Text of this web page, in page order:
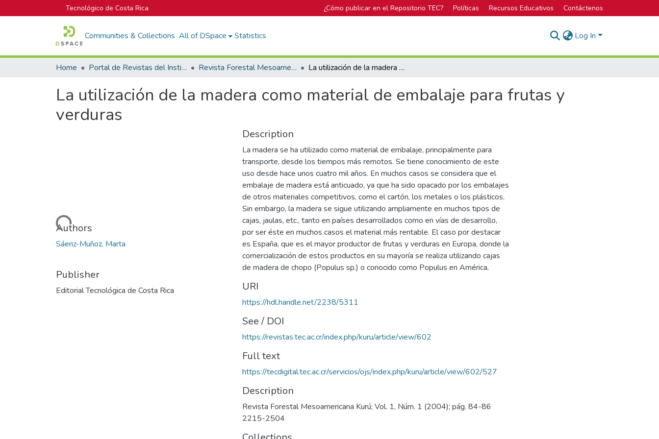
Tecnológico de Costa Rica ¿Cómo publicar en el Repositorio TEC? Políticas Recursos Educativos Contáctenos
Communities & Collections All of DSpace Statistics Log In
Home Portal de Revistas del Instituto Tecnológico de Costa Rica Revista Forestal Mesoamericana Kurú La utilización de la madera como material de embalaje para frutas y verduras
La utilización de la madera como material de embalaje para frutas y
verduras
Loading...
Authors
Sáenz-Muñoz, Marta
Publisher
Editorial Tecnológica de Costa Rica
Description
La madera se ha utilizado como material de embalaje, principalmente para
transporte, desde los tiempos más remotos. Se tiene conocimiento de este
uso desde hace unos cuatro mil años. En muchos casos se considera que el
embalaje de madera está anticuado, ya que ha sido opacado por los embalajes
de otros materiales competitivos, como el cartón, los metales o los plásticos.
Sin embargo, la madera se sigue utilizando ampliamente en muchos tipos de
cajas, jaulas, etc., tanto en países desarrollados como en vías de desarrollo,
por ser éste en muchos casos el material más rentable. El caso por destacar
es España, que es el mayor productor de frutas y verduras en Europa, donde la
comercialización de estos productos en su mayoría se realiza utilizando cajas
de madera de chopo (Populus sp.) o conocido como Populus en América.
URI
https://hdl.handle.net/2238/5311
See / DOI
https://revistas.tec.ac.cr/index.php/kuru/article/view/602
Full text
https://tecdigital.tec.ac.cr/servicios/ojs/index.php/kuru/article/view/602/527
Description
Revista Forestal Mesoamericana Kurú; Vol. 1, Núm. 1 (2004); pág. 84-86
2215-2504